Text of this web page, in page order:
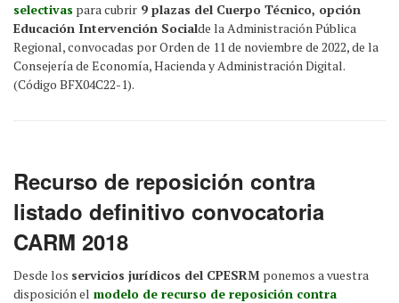
selectivas para cubrir 9 plazas del Cuerpo Técnico, opción
Educación Intervención Socialde la Administración Pública
Regional, convocadas por Orden de 11 de noviembre de 2022, de la
Consejería de Economía, Hacienda y Administración Digital.
(Código BFX04C22-1).
Recurso de reposición contra
listado definitivo convocatoria
CARM 2018
Desde los servicios jurídicos del CPESRM ponemos a vuestra
disposición el modelo de recurso de reposición contra